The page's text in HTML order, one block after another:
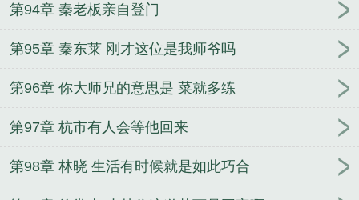
第94章 秦老板亲自登门
第95章 秦东莱 刚才这位是我师爷吗
第96章 你大师兄的意思是 菜就多练
第97章 杭市有人会等他回来
第98章 林晓 生活有时候就是如此巧合